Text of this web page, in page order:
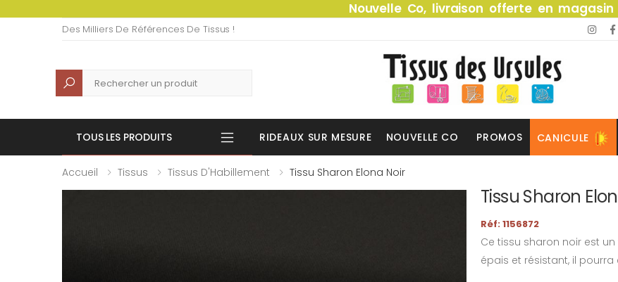
Nouvelle Co, livraison offerte en magasin
Des Milliers De Références De Tissus !
Recherche
TOUS LES PRODUITS RIDEAUX SUR MESURE NOUVELLE CO PROMOS CANICULE
Accueil Tissus Tissus D'Habillement Tissu Sharon Elona Noir
Tissu Sharon
Réf: 1156872
Ce tissu sharon noir est
épais et résistant, il